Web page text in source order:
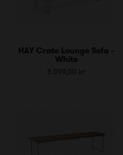
HAY Crate Lounge Sofa -
White
5 099,00 kr